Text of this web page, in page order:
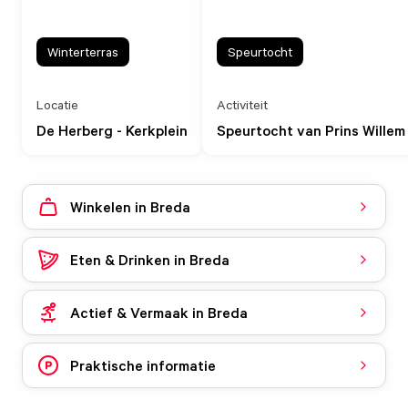
De Herberg - Kerkplein
Locatie
Winterterras
Speurtocht van Prins Willem
Activiteit
Speurtocht
Winkelen in Breda
Eten & Drinken in Breda
Actief & Vermaak in Breda
Praktische informatie